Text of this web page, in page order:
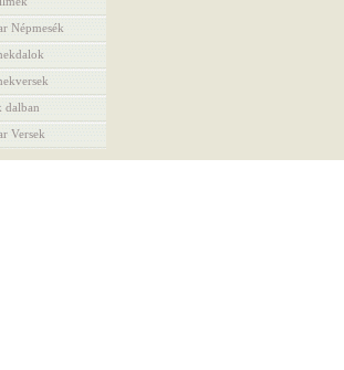
Népmesék
dalban
Versek